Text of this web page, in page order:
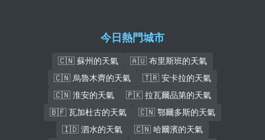
今日熱門城市
🇨🇳 蘇州的天氣
🇦🇺 布里斯班的天氣
🇨🇳 烏魯木齊的天氣
🇹🇷 安卡拉的天氣
🇨🇳 淮安的天氣
🇵🇰 拉瓦爾品第的天氣
🇧🇫 瓦加杜古的天氣
🇨🇳 鄂爾多斯的天氣
🇮🇩 泗水的天氣
🇨🇳 哈爾濱的天氣